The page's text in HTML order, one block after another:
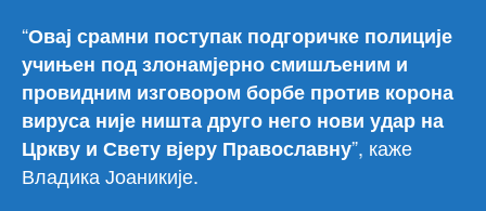
“Овај срамни поступак подгоричке полиције
учињен под злонамјерно смишљеним и
провидним изговором борбе против корона
вируса није ништа друго него нови удар на
Цркву и Свету вјеру Православну”, каже
Владика Јоаникије.